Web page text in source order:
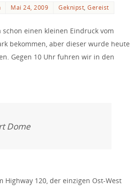
Mai 24, 2009 Geknipst,Gereist
einen kleinen Eindruck vom
bekommen, aber dieser wurde heute
Gegen 10 Uhr fuhren wir in den
Dome
Highway 120, der einzigen Ost-West